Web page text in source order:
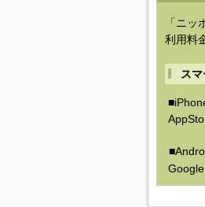
「ニ
利用料
ス